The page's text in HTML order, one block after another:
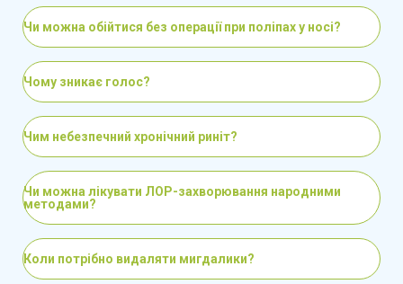
проведення амбулаторних оперативних
втручань — видалення поліпів, аденоїдів,
тонзилектомія, хірургічне лікування
синуситів, септопластика
контроль перебігу лікування, корекція
плану при необхідності, амбулаторний або
стаціонарний супровід пацієнтів
консультації щодо профілактики
захворювань і відновлення після ЛОР-
Чи можна обійтися без операції при поліпах у носі?
Чому зникає голос?
Чим небезпечний хронічний риніт?
Чи можна лікувати ЛОР-захворювання народними
методами?
Коли потрібно видаляти мигдалики?